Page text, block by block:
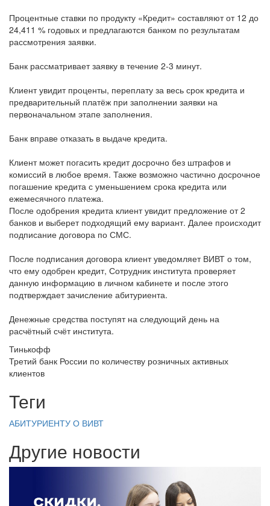
Процентные ставки по продукту «Кредит» составляют от 12 до
24,411 % годовых и предлагаются банком по результатам
рассмотрения заявки.
Банк рассматривает заявку в течение 2-3 минут.
Клиент увидит проценты, переплату за весь срок кредита и
предварительный платёж при заполнении заявки на
первоначальном этапе заполнения.
Банк вправе отказать в выдаче кредита.
Клиент может погасить кредит досрочно без штрафов и
комиссий в любое время. Также возможно частично досрочное
погашение кредита с уменьшением срока кредита или
ежемесячного платежа.
После одобрения кредита клиент увидит предложение от 2
банков и выберет подходящий ему вариант. Далее происходит
подписание договора по СМС.
После подписания договора клиент уведомляет ВИВТ о том,
что ему одобрен кредит, Сотрудник института проверяет
данную информацию в личном кабинете и после этого
подтверждает зачисление абитуриента.
Денежные средства поступят на следующий день на
расчётный счёт института.
Тинькофф
Третий банк России по количеству розничных активных
клиентов
Теги
АБИТУРИЕНТУ О ВИВТ
Другие новости